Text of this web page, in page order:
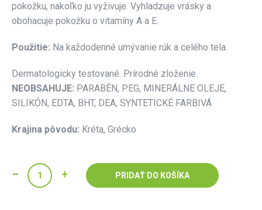
pokožku, nakoľko ju vyživuje. Vyhladzuje vrásky a
obohacuje pokožku o vitamíny A a E.
Použitie: Na každodenné umývanie rúk a celého tela.
Dermatologicky testované. Prírodné zloženie.
NEOBSAHUJE: PARABÉN, PEG, MINERÁLNE OLEJE,
SILIKÓN, EDTA, BHT, DEA, SYNTETICKÉ FARBIVÁ
Krajina pôvodu: Kréta, Grécko
PRIDAŤ DO KOŠÍKA